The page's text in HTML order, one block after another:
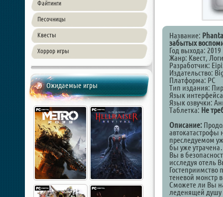
Файтинги
Песочницы
Квесты
Хоррор игры
Ожидаемые игры
Название:
забытых
Год выхода: 2019
Жанр: Квест,
Разработчик:
Издательство:
Платформа: PC
Тип издания:
Язык
Язык озвучки:
Таблетка: Не
Описание:
автокатастрофы
преследуемом
бы уже
Вы в
исследуя отель
Гостеприимство
теневой монстр
Сможете ли Вы
леденящей душу